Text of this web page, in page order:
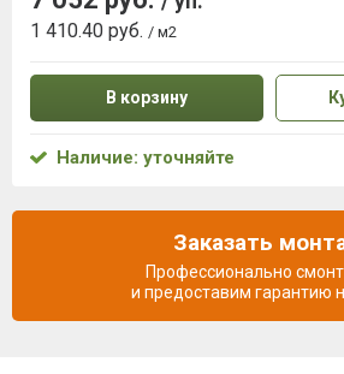
1 410.40 руб. / м2
В корзину
Наличие: уточняйте
Заказать
Профессионально
и предоставим гарантию